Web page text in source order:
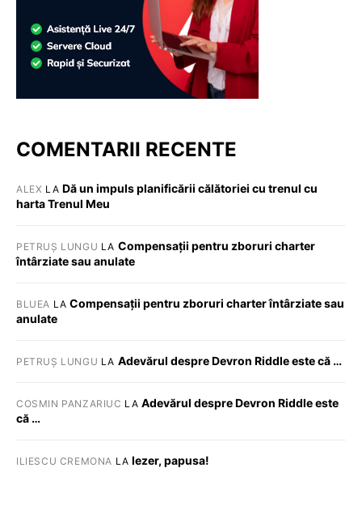
COMENTARII RECENTE
ALEX LA Dă un impuls planificării călătoriei cu trenul cu
harta Trenul Meu
PETRUȘ LUNGU LA Compensații pentru zboruri charter
întârziate sau anulate
BLUEA LACompensații pentru zboruri charter întârziate sau
anulate
PETRUȘ LUNGU LA Adevărul despre Devron Riddle este că …
COSMIN PANZARIUC LA Adevărul despre Devron Riddle este
că …
ILIESCU CREMONA LAIezer, papusa!